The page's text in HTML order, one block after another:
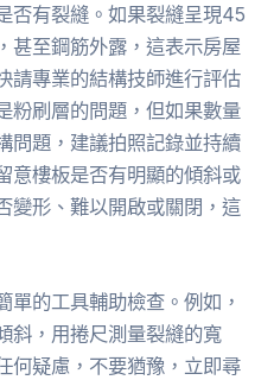
否有裂縫。如果裂縫呈現45
甚至鋼筋外露，這表示房屋
請專業的結構技師進行評估
粉刷層的問題，但如果數量
問題，建議拍照記錄並持續
意樓板是否有明顯的傾斜或
變形、難以開啟或關閉，這
單的工具輔助檢查。例如，
斜，用捲尺測量裂縫的寬
何疑慮，不要猶豫，立即尋